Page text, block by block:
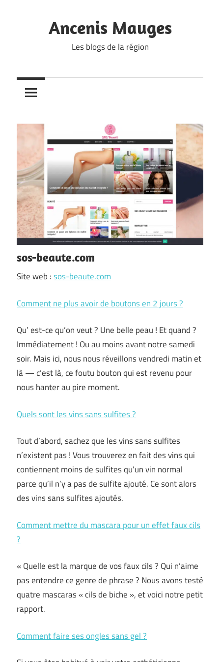
Ancenis Mauges
Les blogs de la région
sos-beaute.com
Site web :sos-beaute.com
Comment ne plus avoir de boutons en 2 jours ?
Qu’ est-ce qu’on veut ? Une belle peau ! Et quand ?
Immédiatement ! Ou au moins avant notre samedi
soir. Mais ici, nous nous réveillons vendredi matin et
là — c’est là, ce foutu bouton qui est revenu pour
nous hanter au pire moment.
Quels sont les vins sans sulfites ?
Tout d’abord, sachez que les vins sans sulfites
n’existent pas ! Vous trouverez en fait des vins qui
contiennent moins de sulfites qu’un vin normal
parce qu’il n’y a pas de sulfite ajouté. Ce sont alors
des vins sans sulfites ajoutés.
Comment mettre du mascara pour un effet faux cils
?
« Quelle est la marque de vos faux cils ? Qui n’aime
pas entendre ce genre de phrase ? Nous avons testé
quatre mascaras « cils de biche », et voici notre petit
rapport.
Comment faire ses ongles sans gel ?